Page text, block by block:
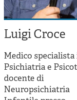
Autori
Archivio
Argomenti
Impresa sociale,
Innovazione sociale
Cooperative di
Impresa sociale e
Acini di fuoco -
Contatti
Sostienici
Luigi Croce
Medico specialista
Psichiatria e
docente di
Neuropsichiatria